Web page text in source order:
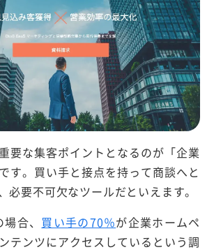
要な集客ポイントとなるのが「企業
す。買い手と接点を持って商談へと
必要不可欠なツールだといえます。
合、 買い手の70％が企業ホームペ
テンツにアクセスしているという調